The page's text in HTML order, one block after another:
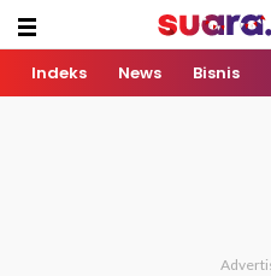
Indeks News Bisnis